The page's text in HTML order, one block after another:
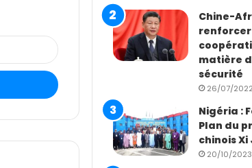
Chine-
matière
sécurité
26/07/2022
Nigéria :
Plan du
chinois
20/10/2023